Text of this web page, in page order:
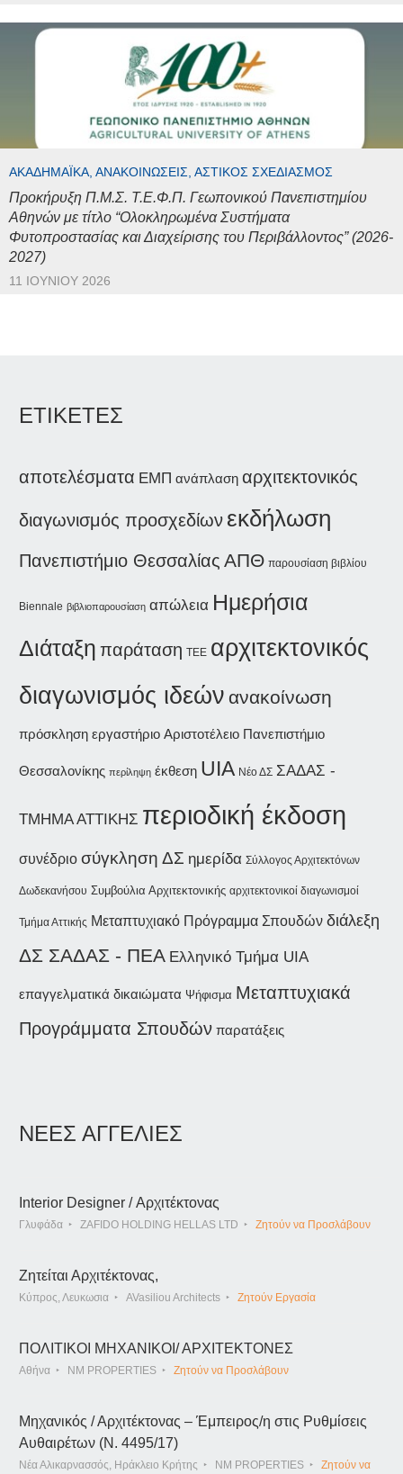
ΑΚΑΔΗΜΑΪΚΆ, ΑΝΑΚΟΙΝΏΣΕΙΣ, ΑΣΤΙΚΌΣ ΣΧΕΔΙΑΣΜΌΣ
Προκήρυξη Π.Μ.Σ. Τ.Ε.Φ.Π. Γεωπονικού Πανεπιστημίου
Αθηνών με τίτλο “Ολοκληρωμένα Συστήματα
Φυτοπροστασίας και Διαχείρισης του Περιβάλλοντος” (2026-
2027)
11 ΙΟΥΝΊΟΥ 2026
ΕΤΙΚΕΤΕΣ
αποτελέσματα ΕΜΠ ανάπλαση αρχιτεκτονικός
διαγωνισμός προσχεδίων εκδήλωση
Πανεπιστήμιο Θεσσαλίας ΑΠΘ παρουσίαση βιβλίου
Biennale βιβλιοπαρουσίαση απώλεια Ημερήσια
Διάταξη παράταση ΤΕΕ αρχιτεκτονικός
διαγωνισμός ιδεών ανακοίνωση
πρόσκληση εργαστήριο Αριστοτέλειο Πανεπιστήμιο
Θεσσαλονίκης περίληψη έκθεση UIA Νέο ΔΣ ΣΑΔΑΣ -
ΤΜΗΜΑ ΑΤΤΙΚΗΣ περιοδική έκδοση
συνέδριο σύγκληση ΔΣ ημερίδα Σύλλογος Αρχιτεκτόνων
Δωδεκανήσου Συμβούλια Αρχιτεκτονικής αρχιτεκτονικοί διαγωνισμοί
Τμήμα Αττικής Μεταπτυχιακό Πρόγραμμα Σπουδών διάλεξη
ΔΣ ΣΑΔΑΣ - ΠΕΑ Ελληνικό Τμήμα UIA
επαγγελματικά δικαιώματα Ψήφισμα Μεταπτυχιακά
Προγράμματα Σπουδών παρατάξεις
ΝΕΕΣ ΑΓΓΕΛΙΕΣ
Interior Designer / Αρχιτέκτονας
Γλυφάδα ZAFIDO HOLDING HELLAS LTD Ζητούν να Προσλάβουν
Ζητείται Αρχιτέκτονας,
Κύπρος, Λευκωσια AVasiliou Architects Ζητούν Εργασία
ΠΟΛΙΤΙΚΟΙ ΜΗΧΑΝΙΚΟΙ/ ΑΡΧΙΤΕΚΤΟΝΕΣ
Αθήνα NM PROPERTIES Ζητούν να Προσλάβουν
Μηχανικός / Αρχιτέκτονας – Έμπειρος/η στις Ρυθμίσεις
Αυθαιρέτων (Ν. 4495/17)
Νέα Αλικαρνασσός, Ηράκλειο Κρήτης NM PROPERTIES Ζητούν να